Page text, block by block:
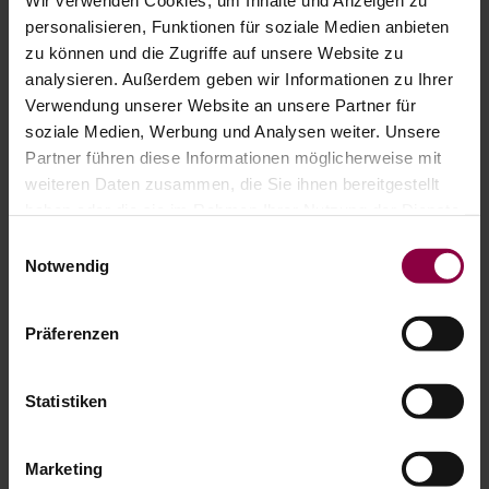
personalisieren, Funktionen für soziale Medien anbieten
zu können und die Zugriffe auf unsere Website zu
analysieren. Außerdem geben wir Informationen zu Ihrer
Verwendung unserer Website an unsere Partner für
soziale Medien, Werbung und Analysen weiter. Unsere
Partner führen diese Informationen möglicherweise mit
weiteren Daten zusammen, die Sie ihnen bereitgestellt
Notwendig
Präferenzen
Statistiken
Marketing
Schwenkgetriebe
Durch einfaches Drehen der Kurbel kann der
Neigungswinkel der Markise dem jeweiligen Sonnenstand
angepasst werden